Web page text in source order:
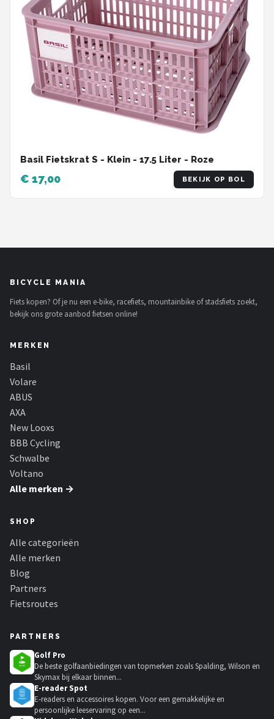
Basil Fietskrat S - Klein - 17.5 Liter - Roze
€ 17,00 BEKIJK OP BOL
BICYCLE MANIA
Fiets kopen? Of je nu een e-bike, racefiets, mountainbike of stadsfiets zoekt,
bekijk ons grote aanbod fietsen online!
MERKEN
Basil
Volare
ABUS
AXA
New Looxs
BBB Cycling
Schwalbe
Voltano
Alle merken →
SHOP
Alle categorieën
Alle merken
Blog
Partners
Fietsroutes
PARTNERS
Golf Pro
De beste golfaanbiedingen van topmerken zoals Spalding, Wilson en
Skymax bij elkaar binnen...
E-reader Spot
E-readers en accessoires kopen. Voor een gemakkelijke en
persoonlijke leeservaring op een...